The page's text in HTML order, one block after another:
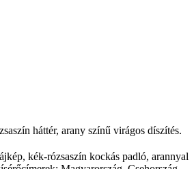
háttér, arany színű virágos díszítés.
kék-rózsaszín kockás padló, arannyal